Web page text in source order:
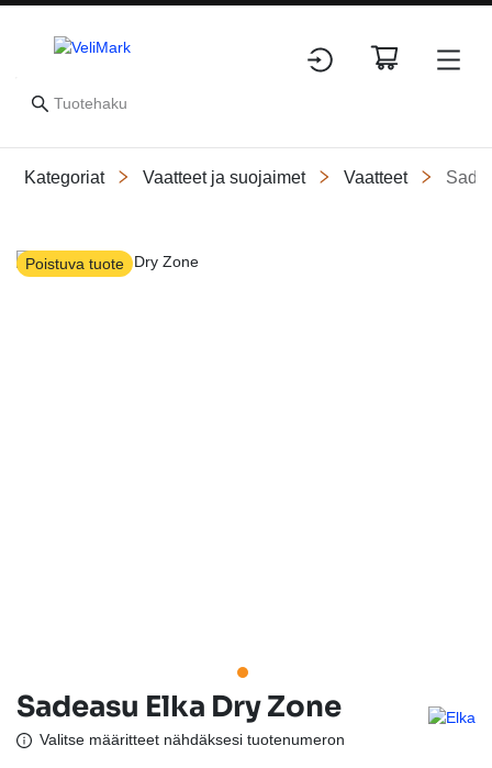
Kategoriat Vaatteet ja suojaimet Vaatteet
Poistuva tuote
Slide 1 of 1
Sadeasu Elka Dry Zone
Valitse määritteet nähdäksesi tuotenumeron